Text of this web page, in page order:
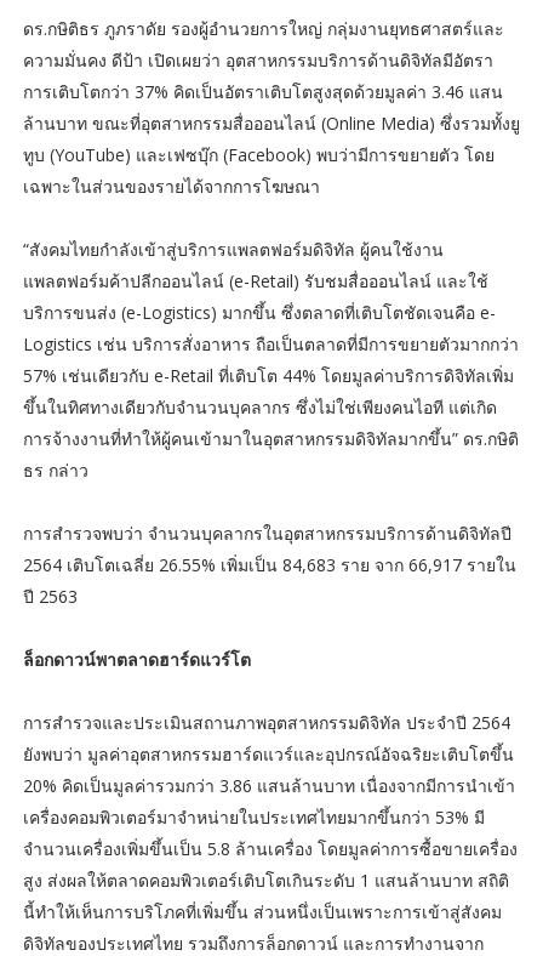
ดร.กษิติธร ภูภราดัย รองผู้อำนวยการใหญ่ กลุ่มงานยุทธศาสตร์และ
ความมั่นคง ดีป้า เปิดเผยว่า อุตสาหกรรมบริการด้านดิจิทัลมีอัตรา
การเติบโตกว่า 37% คิดเป็นอัตราเติบโตสูงสุดด้วยมูลค่า 3.46 แสน
ล้านบาท ขณะที่อุตสาหกรรมสื่อออนไลน์ (Online Media) ซึ่งรวมทั้งยู
ทูบ (YouTube) และเฟซบุ๊ก (Facebook) พบว่ามีการขยายตัว โดย
เฉพาะในส่วนของรายได้จากการโฆษณา
“สังคมไทยกำลังเข้าสู่บริการแพลตฟอร์มดิจิทัล ผู้คนใช้งาน
แพลตฟอร์มค้าปลีกออนไลน์ (e-Retail) รับชมสื่อออนไลน์ และใช้
บริการขนส่ง (e-Logistics) มากขึ้น ซึ่งตลาดที่เติบโตชัดเจนคือ e-
Logistics เช่น บริการสั่งอาหาร ถือเป็นตลาดที่มีการขยายตัวมากกว่า
57% เช่นเดียวกับ e-Retail ที่เติบโต 44% โดยมูลค่าบริการดิจิทัลเพิ่ม
ขึ้นในทิศทางเดียวกับจำนวนบุคลากร ซึ่งไม่ใช่เพียงคนไอที แต่เกิด
การจ้างงานที่ทำให้ผู้คนเข้ามาในอุตสาหกรรมดิจิทัลมากขึ้น” ดร.กษิติ
ธร กล่าว
การสำรวจพบว่า จำนวนบุคลากรในอุตสาหกรรมบริการด้านดิจิทัลปี
2564 เติบโตเฉลี่ย 26.55% เพิ่มเป็น 84,683 ราย จาก 66,917 รายใน
ปี 2563
ล็อกดาวน์พาตลาดฮาร์ดแวร์โต
การสำรวจและประเมินสถานภาพอุตสาหกรรมดิจิทัล ประจำปี 2564
ยังพบว่า มูลค่าอุตสาหกรรมฮาร์ดแวร์และอุปกรณ์อัจฉริยะเติบโตขึ้น
20% คิดเป็นมูลค่ารวมกว่า 3.86 แสนล้านบาท เนื่องจากมีการนำเข้า
เครื่องคอมพิวเตอร์มาจำหน่ายในประเทศไทยมากขึ้นกว่า 53% มี
จำนวนเครื่องเพิ่มขึ้นเป็น 5.8 ล้านเครื่อง โดยมูลค่าการซื้อขายเครื่อง
สูง ส่งผลให้ตลาดคอมพิวเตอร์เติบโตเกินระดับ 1 แสนล้านบาท สถิติ
นี้ทำให้เห็นการบริโภคที่เพิ่มขึ้น ส่วนหนึ่งเป็นเพราะการเข้าสู่สังคม
ดิจิทัลของประเทศไทย รวมถึงการล็อกดาวน์ และการทำงานจาก